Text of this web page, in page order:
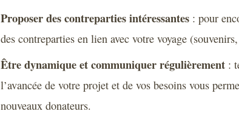
Proposer des contreparties intéressantes: pour
des contreparties en lien avec votre voyage
Être dynamique et communiquer régulièrement:
l’avancée de votre projet et de vos besoins vous
nouveaux donateurs.